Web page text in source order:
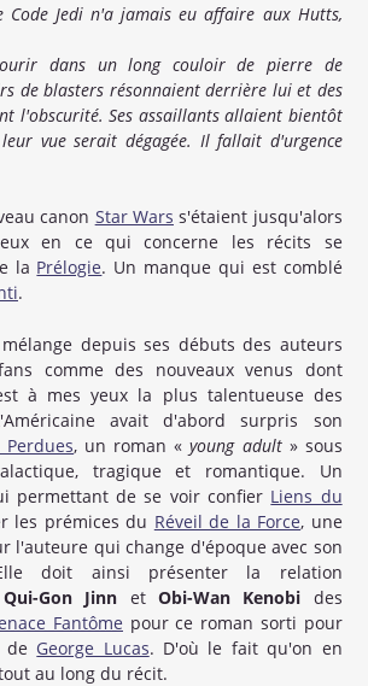
Jedi n'a jamais eu affaire aux Hutts,
dans un long couloir de pierre de
de blasters résonnaient derrière lui et des
l'obscurité. Ses assaillants allaient bientôt
vue serait dégagée. Il fallait d'urgence
canon Star Wars s'étaient jusqu'alors
en ce qui concerne les récits se
la Prélogie. Un manque qui est comblé
.
depuis ses débuts des auteurs
comme des nouveaux venus dont
à mes yeux la plus talentueuse des
avait d'abord surpris son
Perdues, un roman «young adult» sous
tragique et romantique. Un
permettant de se voir confier Liens du
les prémices du Réveil de la Force, une
l'auteure qui change d'époque avec son
doit ainsi présenter la relation
Qui-Gon Jinn et Obi-Wan Kenobi des
Fantôme pour ce roman sorti pour
de George Lucas. D'où le fait qu'on en
au long du récit.